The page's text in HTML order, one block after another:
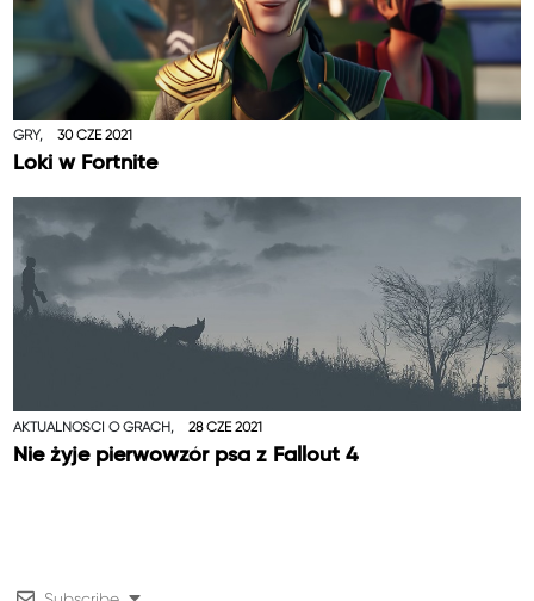
GRY, 30 CZE 2021
Loki w Fortnite
AKTUALNOŚCI O GRACH, 28 CZE 2021
Nie żyje pierwowzór psa z Fallout 4